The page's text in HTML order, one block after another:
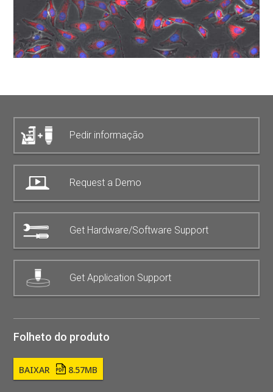
Pedir informação
Request a Demo
Get Hardware/Software Support
Get Application Support
Folheto do produto
BAIXAR 8.57MB